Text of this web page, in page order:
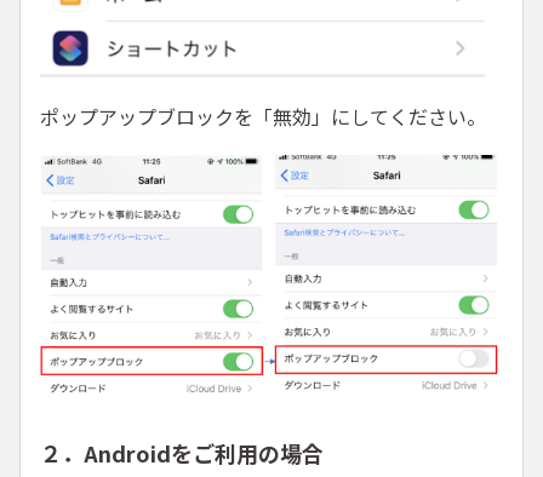
ポップアップブロックを「無効」にしてください。
２．Androidをご利用の場合